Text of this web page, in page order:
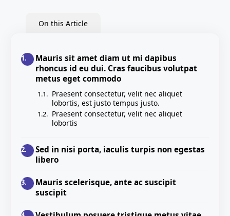
On this Article
Mauris sit amet diam ut mi dapibus
rhoncus id eu dui. Cras faucibus volutpat
metus eget commodo
Praesent consectetur, velit nec aliquet
lobortis, est justo tempus justo.
Praesent consectetur, velit nec aliquet
lobortis
Sed in nisi porta, iaculis turpis non egestas
libero
Mauris scelerisque, ante ac suscipit
suscipit